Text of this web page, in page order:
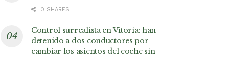
0 SHARES
Control surrealista en Vitoria: han
detenido a dos conductores por
cambiar los asientos del coche sin